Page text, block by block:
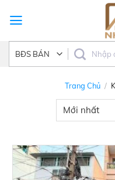
Trang Chủ /